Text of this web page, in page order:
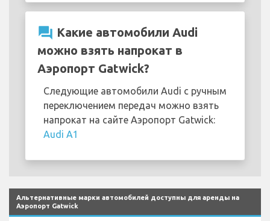
question_answer Какие автомобили Audi
можно взять напрокат в
Аэропорт Gatwick?
Следующие автомобили Audi с ручным
переключением передач можно взять
напрокат на сайте Аэропорт Gatwick:
Audi A1
Альтернативные марки автомобилей доступны для аренды на
Аэропорт Gatwick